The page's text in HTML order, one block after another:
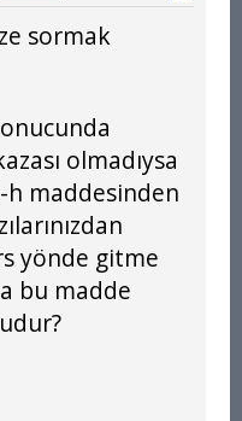
sormak
olmadıysa
h maddesinden
yönde gitme
bu madde